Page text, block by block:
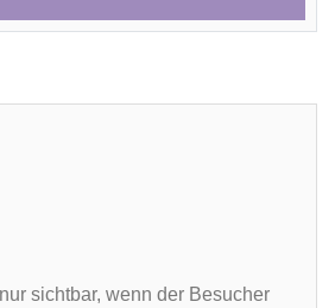
sichtbar, wenn der Besucher